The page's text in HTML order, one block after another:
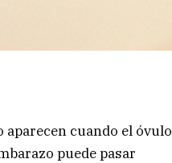
aparecen cuando el óvulo
puede pasar